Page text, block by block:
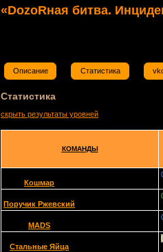
«DozoRная битва.
Описание Статистика
Статистика
скрыть результаты уровней
КОМАНДЫ
Кошмар
Поручик Ржевский
MADS
Стальные Яйца